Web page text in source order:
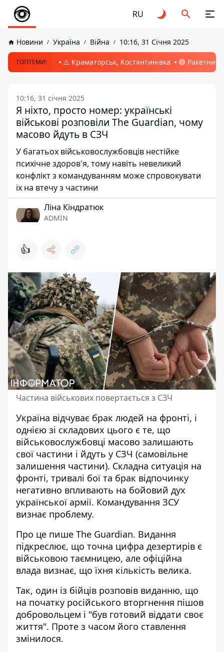
RU
Новини Україна Війна 10:16, 31 Січня 2025
ТОПТЕМИ: ⚠️ Краматорськ, Костянтинівка 🔴 Ракетний
10:16, 31 січня 2025
Я ніхто, просто номер: українські
військові розповіли The Guardian, чому
масово йдуть в СЗЧ
У багатьох військовослужбовців нестійке
психічне здоров'я, тому навіть невеликий
конфлікт з командуванням може спровокувати
їх на втечу з частини
Ліна Кіндратюк
ADMIN
👍
Частина військових повертається з СЗЧ
Україна відчуває брак людей на фронті, і
однією зі складових цього є те, що
військовослужбовці масово залишають
свої частини і йдуть у СЗЧ (самовільне
залишення частини). Складна ситуація на
фронті, тривалі бої та брак відпочинку
негативно впливають на бойовий дух
української армії. Командування ЗСУ
визнає проблему.
Про це пише The Guardian. Видання
підкреслює, що точна цифра дезертирів є
військовою таємницею, але офіційна
влада визнає, що їхня кількість велика.
Так, один із бійців розповів виданню, що
на початку російського вторгнення пішов
добровольцем і "був готовий віддати своє
життя". Проте з часом його ставлення
змінилося.